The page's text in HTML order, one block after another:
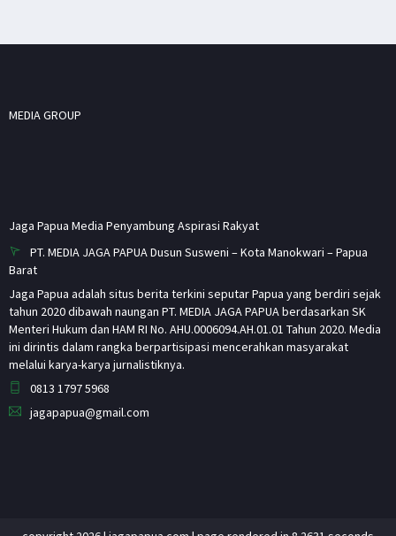
MEDIA GROUP
Jaga Papua Media Penyambung Aspirasi Rakyat
PT. MEDIA JAGA PAPUA Dusun Susweni – Kota Manokwari – Papua
Barat
Jaga Papua adalah situs berita terkini seputar Papua yang berdiri sejak
tahun 2020 dibawah naungan PT. MEDIA JAGA PAPUA berdasarkan SK
Menteri Hukum dan HAM RI No. AHU.0006094.AH.01.01 Tahun 2020. Media
ini dirintis dalam rangka berpartisipasi mencerahkan masyarakat
melalui karya-karya jurnalistiknya.
0813 1797 5968
jagapapua@gmail.com